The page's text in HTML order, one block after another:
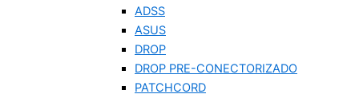
ADSS
ASUS
DROP
DROP PRE-CONECTORIZADO
PATCHCORD